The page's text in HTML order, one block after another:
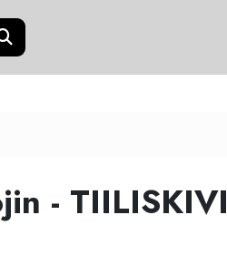
- TIILISKIVI